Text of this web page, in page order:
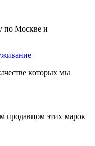
по Москве и
которых мы
продавцом этих марок